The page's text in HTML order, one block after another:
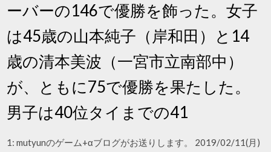
ーバーの146で優勝を飾った。女子
は45歳の山本純子（岸和田）と14
歳の清本美波（一宮市立南部中）
が、ともに75で優勝を果たした。
男子は40位タイまでの41
1: mutyunのゲーム+αブログがお送りします。 2019/02/11(月)